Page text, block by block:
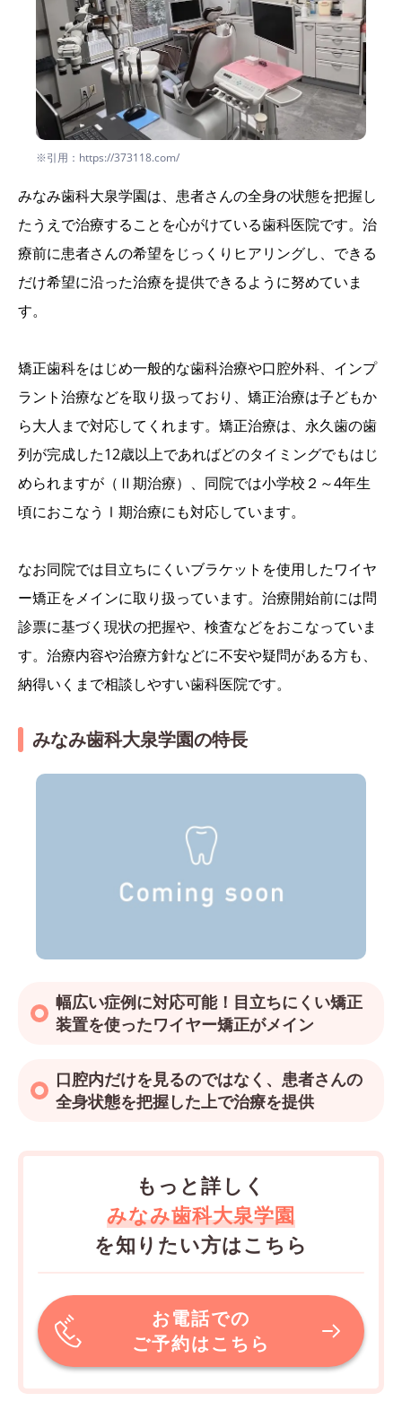
※引用：https://373118.com/
みなみ歯科大泉学園は、患者さんの全身の状態を把握し
たうえで治療することを心がけている歯科医院です。治
療前に患者さんの希望をじっくりヒアリングし、できる
だけ希望に沿った治療を提供できるように努めていま
す。
矯正歯科をはじめ一般的な歯科治療や口腔外科、インプ
ラント治療などを取り扱っており、矯正治療は子どもか
ら大人まで対応してくれます。矯正治療は、永久歯の歯
列が完成した12歳以上であればどのタイミングでもはじ
められますが（Ⅱ期治療）、同院では小学校２～4年生
頃におこなうⅠ期治療にも対応しています。
なお同院では目立ちにくいブラケットを使用したワイヤ
ー矯正をメインに取り扱っています。治療開始前には問
診票に基づく現状の把握や、検査などをおこなっていま
す。治療内容や治療方針などに不安や疑問がある方も、
納得いくまで相談しやすい歯科医院です。
みなみ歯科大泉学園の特長
幅広い症例に対応可能！目立ちにくい矯正
装置を使ったワイヤー矯正がメイン
口腔内だけを見るのではなく、患者さんの
全身状態を把握した上で治療を提供
もっと詳しく
みなみ歯科大泉学園
を知りたい方はこちら
お電話での
ご予約はこちら